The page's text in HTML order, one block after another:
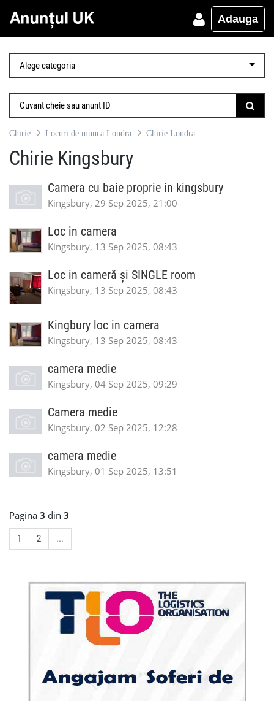
Adauga
Chirie Locuri de munca Londra Chirie Londra
Chirie Kingsbury
Camera cu baie proprie in kingsbury
Kingsbury, 29 Sep 2025, 21:00
Loc in camera
Kingsbury, 13 Sep 2025, 08:43
Loc in cameră și SINGLE room
Kingsbury, 13 Sep 2025, 08:43
Kingbury loc in camera
Kingsbury, 13 Sep 2025, 08:43
camera medie
Kingsbury, 04 Sep 2025, 09:29
Camera medie
Kingsbury, 02 Sep 2025, 12:28
camera medie
Kingsbury, 01 Sep 2025, 13:51
Pagina 3 din 3
1 2 ...